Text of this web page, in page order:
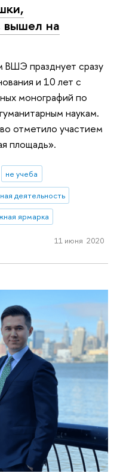
вышел на
ВШЭ празднует сразу
и 10 лет с
монографий по
наукам.
отметило участием
площадь».
не учеба
деятельность
ярмарка
11 июня 2020